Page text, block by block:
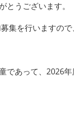
うございます。
集を行いますので
あって、 2026年